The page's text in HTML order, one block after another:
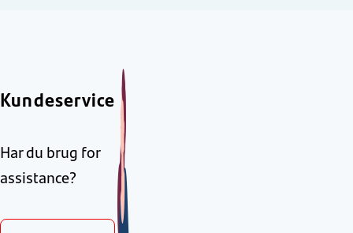
Kundeservice
Har du brug for
assistance?